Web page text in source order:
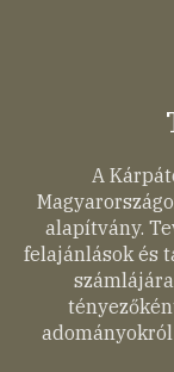
A
alapítvány.
felajánlások és